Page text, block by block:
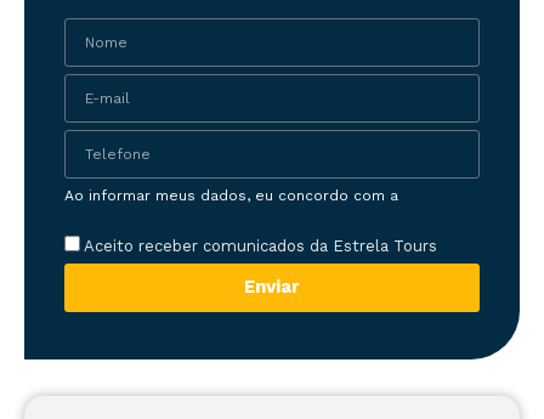
Ao informar meus dados, eu concordo com a
Aceito receber comunicados da Estrela Tours
Enviar